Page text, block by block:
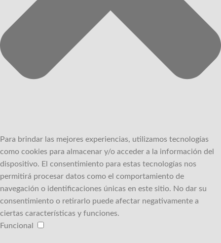
Para brindar las mejores experiencias, utilizamos tecnologías
como cookies para almacenar y/o acceder a la información del
dispositivo. El consentimiento para estas tecnologías nos
permitirá procesar datos como el comportamiento de
navegación o identificaciones únicas en este sitio. No dar su
consentimiento o retirarlo puede afectar negativamente a
ciertas características y funciones.
Funcional